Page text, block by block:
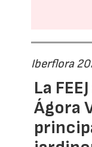
Iberflora
La
Ágora